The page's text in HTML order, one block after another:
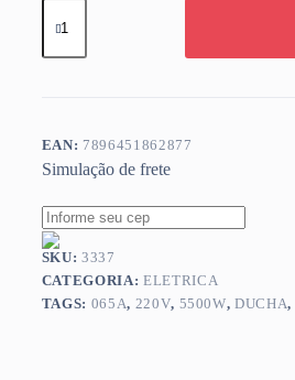
RESIST
LOREN
DUCHA
065A
quantidade
EAN: 7896451862877
Simulação de frete
SKU:3337
CATEGORIA: ELETRICA
TAGS: 065A, 220V, 5500W,DUCHA,